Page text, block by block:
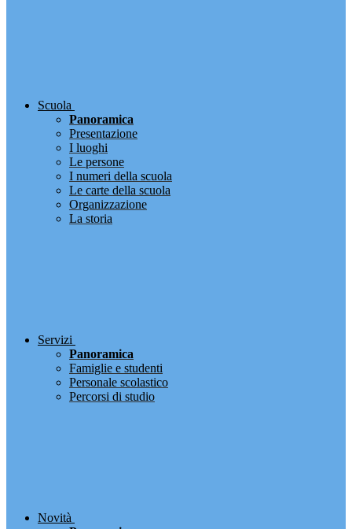
Scuola
Panoramica
Presentazione
I luoghi
Le persone
I numeri della scuola
Le carte della scuola
Organizzazione
La storia
Servizi
Panoramica
Famiglie e studenti
Personale scolastico
Percorsi di studio
Novità